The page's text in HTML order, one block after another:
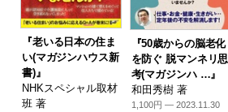
『老いる日本の住ま
い(マガジンハウス新
書)』
NHKスペシャル取材
班 著
『50歳からの脳老化
を防ぐ 脱マンネリ思
考(マガジンハ …』
和田秀樹 著
1,100円 — 2023.11.30